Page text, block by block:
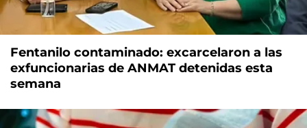
Fentanilo contaminado: excarcelaron a las
exfuncionarias de ANMAT detenidas esta
semana